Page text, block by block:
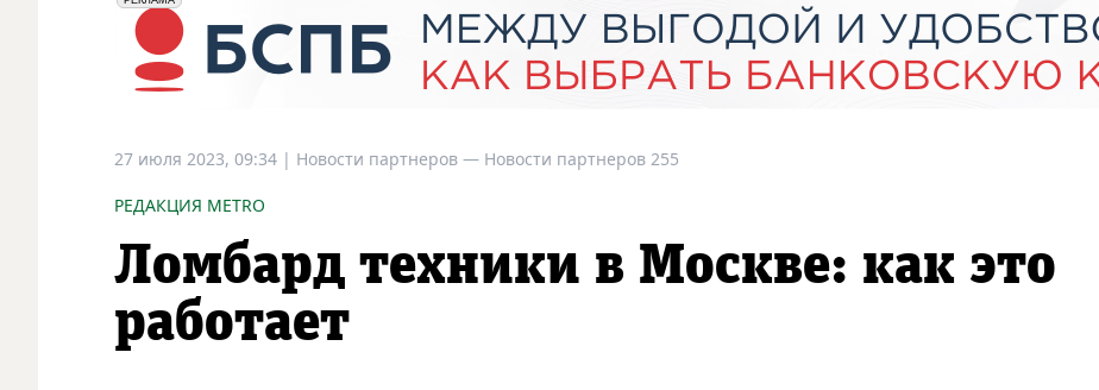
27 июля 2023, 09:34 | Новости партнеров — Новости партнеров 255
РЕДАКЦИЯ METRO
Ломбард техники в Москве: как это
работает